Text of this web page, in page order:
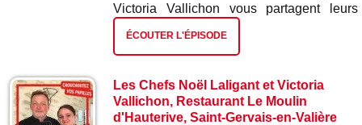
Victoria Vallichon vous partagent leurs
meilleures recettes. Dans ce quatrième
épisode : poitrine de porc confite.
ÉCOUTER L'ÉPISODE
Les Chefs Noël Laligant et Victoria
Vallichon, Restaurant Le Moulin
d'Hauterive, Saint-Gervais-en-Valière